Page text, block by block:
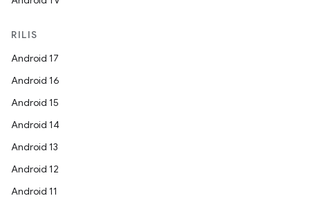
RILIS
Android 17
Android 16
Android 15
Android 14
Android 13
Android 12
Android 11